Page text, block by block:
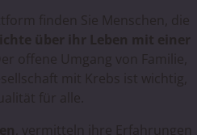
finden Sie Menschen, die
über ihr Leben mit einer
offene Umgang von Familie,
mit Krebs ist wichtig,
für alle.
, vermitteln ihre Erfahrungen